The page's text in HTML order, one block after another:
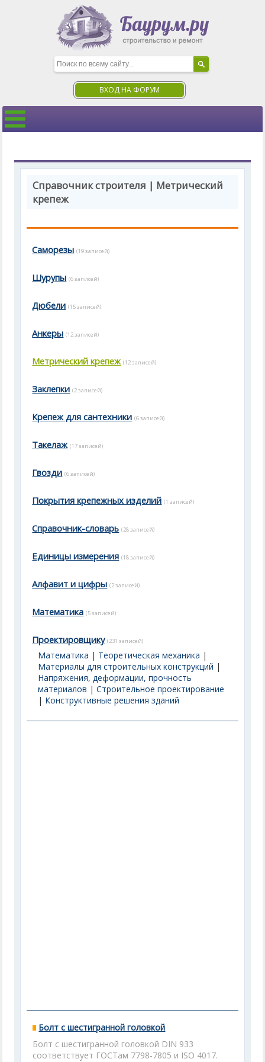
ВХОД НА ФОРУМ
Справочник строителя | Метрический
крепеж
Саморезы (19 записей)
Шурупы (6 записей)
Дюбели (15 записей)
Анкеры (12 записей)
Метрический крепеж (12 записей)
Заклепки (2 записей)
Крепеж для сантехники (6 записей)
Такелаж (17 записей)
Гвозди (6 записей)
Покрытия крепежных изделий (1 записей)
Справочник-словарь (28 записей)
Единицы измерения (18 записей)
Алфавит и цифры (2 записей)
Математика (5 записей)
Проектировщику (231 записей)
Математика | Теоретическая механика |
Материалы для строительных конструкций |
Напряжения, деформации, прочность
материалов |Строительное проектирование
| Конструктивные решения зданий
Болт с шестигранной головкой
Болт с шестигранной головкой DIN 933
соответствует ГОСТам 7798-7805 и ISO 4017.